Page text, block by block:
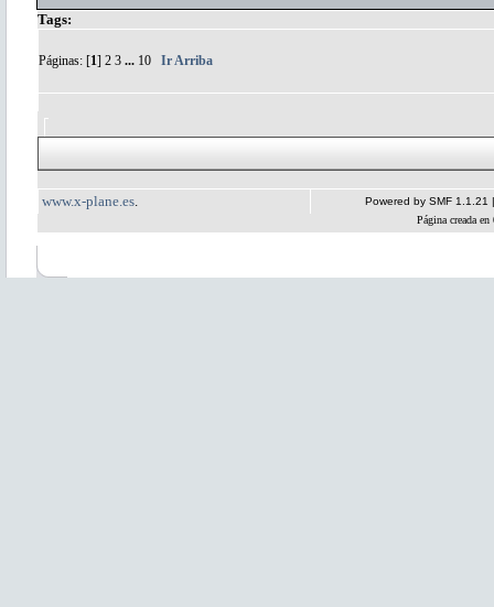
Tags:
Páginas: [1] 2 3 ... 10 Ir Arriba
www.x-plane.es Powered by SMF 1.1.21
Página creada